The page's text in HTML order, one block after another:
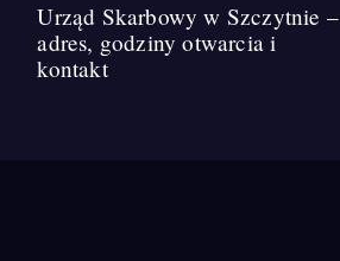
Urząd Skarbowy w Szczytnie –
adres, godziny otwarcia i
kontakt